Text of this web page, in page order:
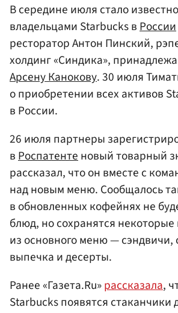
В середине июля стало
владельцами Starbucks в России
ресторатор Антон Пинский,
холдинг «Синдика»,
Арсену Канокову. 30 июля
о приобретении всех активов
в России.
26 июля партнеры
вРоспатентеновый товарный
рассказал, что он вместе с
над новым меню. Сообщалось
в обновленных кофейнях не
блюд, но сохранятся
из основного меню — сэндвичи,
выпечка и десерты.
Ранее «Газета.Ru»рассказала,
Starbucks появятся стаканчики